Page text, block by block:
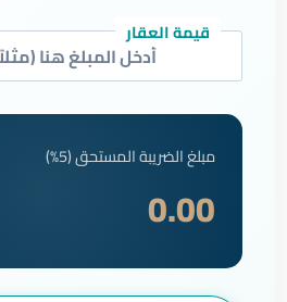
قيمة العقار
مبلغ الضريبة المستحق (5%)
0.00